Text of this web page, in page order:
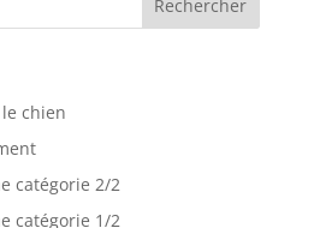
chien
catégorie 2/2
catégorie 1/2